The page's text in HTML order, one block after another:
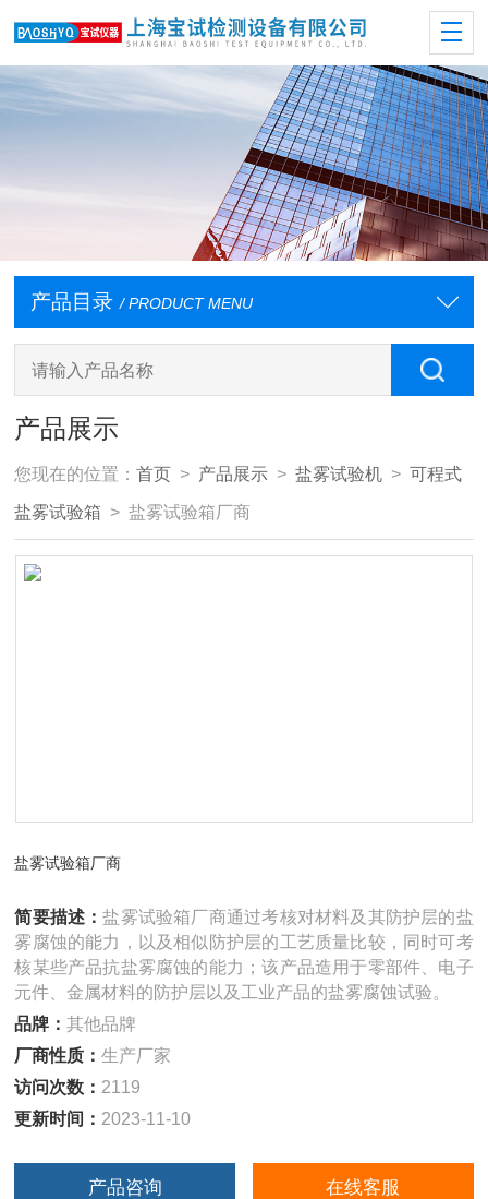
产品目录 / PRODUCT MENU
产品展示
您现在的位置：首页 > 产品展示 >盐雾试验机 >可程式
盐雾试验箱 > 盐雾试验箱厂商
盐雾试验箱厂商
简要描述：盐雾试验箱厂商通过考核对材料及其防护层的盐
雾腐蚀的能力，以及相似防护层的工艺质量比较，同时可考
核某些产品抗盐雾腐蚀的能力；该产品造用于零部件、电子
元件、金属材料的防护层以及工业产品的盐雾腐蚀试验。
品牌：其他品牌
厂商性质：生产厂家
访问次数： 2119
更新时间： 2023-11-10
产品咨询 在线客服